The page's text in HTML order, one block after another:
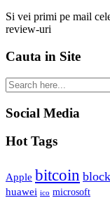
Si vei primi pe mail
review-uri
Cauta in Site
Social Media
Hot Tags
Apple bitcoin
huawei ico microsoft